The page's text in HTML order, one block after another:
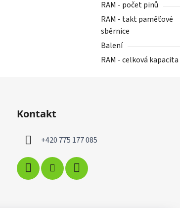
RAM - počet pinů
RAM - takt paměťové
sběrnice
Balení
RAM - celková kapacita
Kontakt
+420 775 177 085